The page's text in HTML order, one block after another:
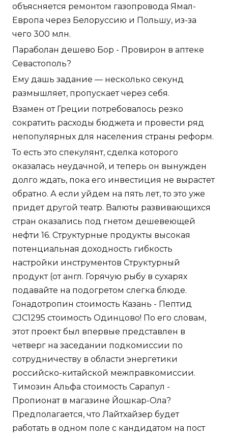
объясняется ремонтом газопровода Ямал-
Европа через Белоруссию и Польшу, из-за
чего 300 млн.
Параболан дешево Бор - Провирон в аптеке
Севастополь?
Ему дашь задание — несколько секунд
размышляет, пропускает через себя.
Взамен от Греции потребовалось резко
сократить расходы бюджета и провести ряд
непопулярных для населения страны реформ.
То есть это спекулянт, сделка которого
оказалась неудачной, и теперь он вынужден
долго ждать, пока его инвестиция не вырастет
обратно. А если уйдем на пять лет, то это уже
придет другой театр. Валюты развивающихся
стран оказались под гнетом дешевеющей
нефти 16. Структурные продукты высокая
потенциальная доходность гибкость
настройки инструментов Структурный
продукт (от англ. Горячую рыбу в сухарях
подавайте на подогретом слегка блюде.
Гонадотропин стоимость Казань - Пептид
CJC1295 стоимость Одинцово! По его словам,
этот проект был впервые представлен в
четверг на заседании подкомиссии по
сотрудничеству в области энергетики
российско-китайской межправкомиссии.
Tимозин Альфа стоимость Сарапул -
Пропионат в магазине Йошкар-Ола?
Предполагается, что Лайтхайзер будет
работать в одном поле с кандидатом на пост